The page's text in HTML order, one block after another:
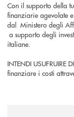
Con il supporto della
finanziarie agevolate
dal Ministero degli
a supporto degli
italiane.
INTENDI USUFRUIRE
finanziare i costi